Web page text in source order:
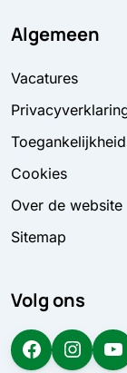
Algemeen
Vacatures
Cookies
Over de website
Sitemap
Volg ons
Facebook Instagram YouTube